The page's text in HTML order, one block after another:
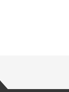
ofreciendo energía de
en cada uso.